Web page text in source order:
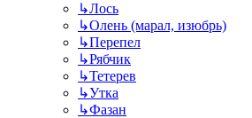
↳Лось
↳Олень (марал, изюбрь)
↳Перепел
↳Рябчик
↳Тетерев
↳Утка
↳Фазан